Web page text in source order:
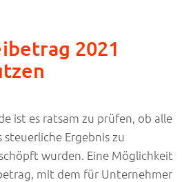
2021
ist es ratsam zu prüfen, ob alle
Ergebnis zu
wurden. Eine Möglichkeit
mit dem für Unternehmer